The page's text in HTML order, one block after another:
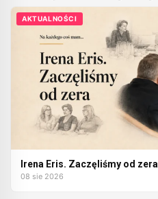
AKTUALNOŚCI
Irena Eris. Zaczęliśmy od zera
08 sie 2026